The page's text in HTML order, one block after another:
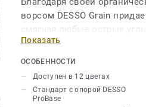
ворсом DESSO Grain
смягчая любые острые
формы. DESSO Grain
нейтральные оттенки и
Показать
ОСОБЕННОСТИ
Доступен в 12 цветах
Стандарт с опорой DESSO
ProBase